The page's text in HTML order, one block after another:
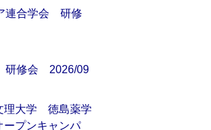
連合学会 研修
研修会 2026/09
理大学 徳島薬学
プンキャンパ